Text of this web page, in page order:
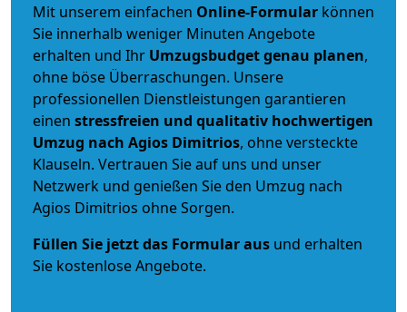
Mit unserem einfachen Online-Formular können
Sie innerhalb weniger Minuten Angebote
erhalten und Ihr Umzugsbudgetgenau planen,
ohne böse Überraschungen. Unsere
professionellen Dienstleistungen garantieren
einen stressfreien und qualitativ hochwertigen
Umzug nach Agios Dimitrios, ohne versteckte
Klauseln. Vertrauen Sie auf uns und unser
Netzwerk und genießen Sie den Umzug nach
Agios Dimitrios ohne Sorgen.
Füllen Sie jetzt das Formular aus und erhalten
Sie kostenlose Angebote.